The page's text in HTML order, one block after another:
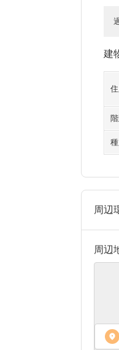
建
種
周辺
周辺
location_on